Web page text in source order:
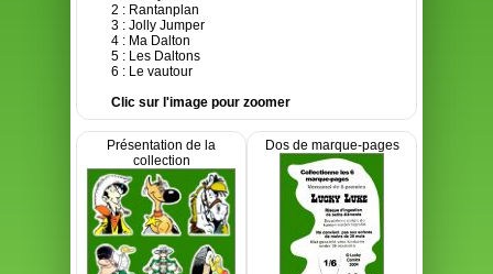
2 : Rantanplan
3 : Jolly Jumper
4 : Ma Dalton
5 : Les Daltons
6 : Le vautour
Clic sur l'image pour zoomer
Présentation de la
collection
Dos de marque-pages